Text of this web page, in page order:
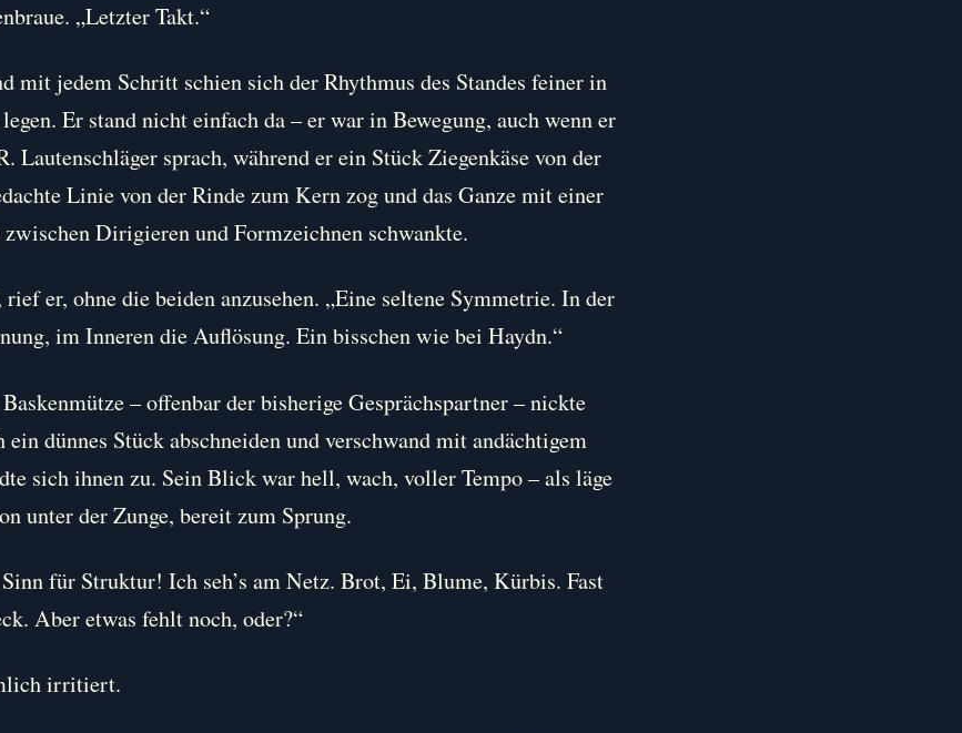
„Letzter Takt.“
mit jedem Schritt schien sich der Rhythmus des Standes feiner in
Er stand nicht einfach da – er war in Bewegung, auch wenn er
Lautenschläger sprach, während er ein Stück Ziegenkäse von der
Linie von der Rinde zum Kern zog und das Ganze mit einer
Dirigieren und Formzeichnen schwankte.
er, ohne die beiden anzusehen. „Eine seltene Symmetrie. In der
im Inneren die Auflösung. Ein bisschen wie bei Haydn.“
– offenbar der bisherige Gesprächspartner – nickte
dünnes Stück abschneiden und verschwand mit andächtigem
sich ihnen zu. Sein Blick war hell, wach, voller Tempo – als läge
unter der Zunge, bereit zum Sprung.
für Struktur! Ich seh’s am Netz. Brot, Ei, Blume, Kürbis. Fast
Aber etwas fehlt noch, oder?“
irritiert.